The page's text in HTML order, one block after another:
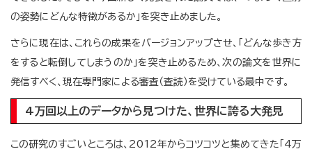
の姿勢にどんな特徴があるか」を突き止めました。
さらに現在は、これらの成果をバージョンアップさせ、「どんな歩き方
をすると転倒してしまうのか」を突き止めるため、次の論文を世界に
発信すべく、現在専門家による審査（査読）を受けている最中です。
4万回以上のデータから見つけた、世界に誇る大発見
この研究のすごいところは、2012年からコツコツと集めてきた「4万